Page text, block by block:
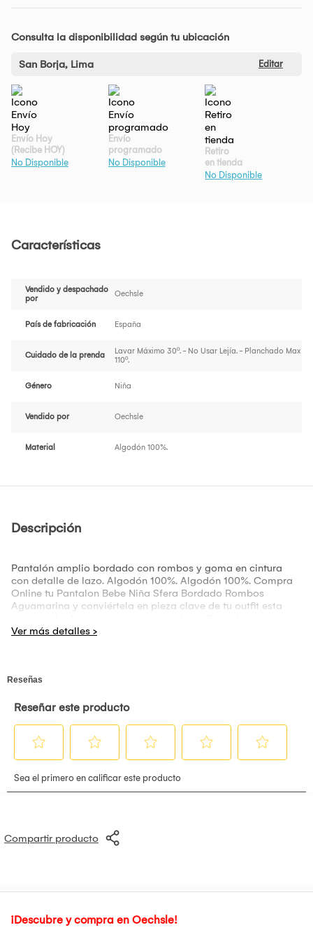
Consulta la disponibilidad según tu ubicación
San Borja, Lima Editar
Envío Hoy
(Recibe HOY)
No Disponible
Envío
programado
No Disponible
Retiro
en tienda
No Disponible
Características
Vendido y despachado
por
Oechsle
País de fabricación España
Cuidado de la prenda
Lavar Máximo 30º. - No Usar Lejía. - Planchado Max
110º.
Género Niña
Vendido por Oechsle
Material Algodón 100%.
Descripción
Pantalón amplio bordado con rombos y goma en cintura
con detalle de lazo. Algodón 100%. Algodón 100%. Compra
Online tu Pantalon Bebe Niña Sfera Bordado Rombos
Aguamarina y conviértela en pieza clave de tu outfit esta
Compartir producto
¡Descubre y compra en Oechsle!